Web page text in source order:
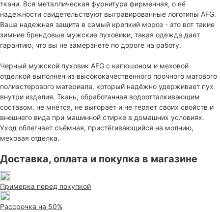
ткани. Вся металлическая фурнитура фирменная, о её
надежности свидетельствуют выгравированные логотипы AFG.
Ваша надежная защита в самый крепкий мороз - это вот такие
зимние брендовые мужские пуховики, такая одежда дает
гарантию, что вы не замерзнете по дороге на работу.
Черный мужской пуховик AFG с капюшоном и меховой
отделкой выполнен из высококачественного прочного матового
полиэстерового материала, который надёжно удерживает пух
внутри изделия. Ткань, обработанная водоотталкивающим
составом, не мнётся, не выгорает и не теряет своих свойств и
внешнего вида при машинной стирке в домашних условиях.
Уход облегчает съёмная, пристёгивающийся на молнию,
меховая отделка.
Доставка, оплата и покупка в магазине
Примерка перед покупкой
Рассрочка на 50%